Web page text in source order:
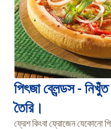
পিৎজা ব্লেন্ডস -
তৈরি।
ফ্রেশ কিংবা ফ্রোজেন যেকোনো